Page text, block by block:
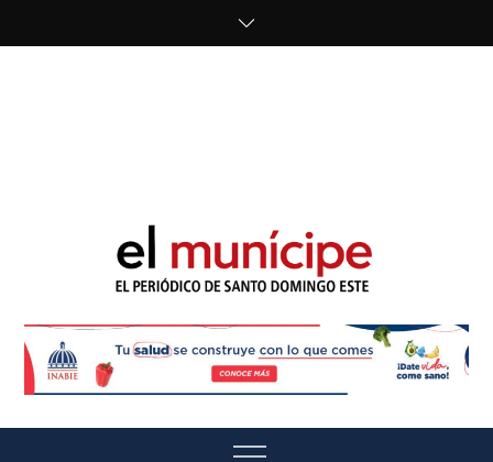
El Munícipe
Menu